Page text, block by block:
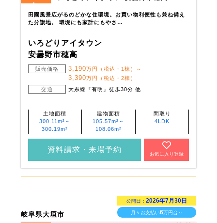
4
田園風景広がるのどかな住環境。お買い物利便性も兼ね備え
た分譲地。 環境にも家計にもやさ…
いろどりアイタウン
安曇野市穂高
販売価格 3,190万円（税込・1棟）～
3,390万円（税込・2棟）
交通
大糸線『有明』徒歩30分 他
土地面積
300.11m²～
300.19m²
建物面積
105.57m²～
108.06m²
間取り
4LDK
資料請求・来場予約
お気に入り登録
岐阜県大垣市
公開日：2026年7月30日
月々お支払い6万円台～